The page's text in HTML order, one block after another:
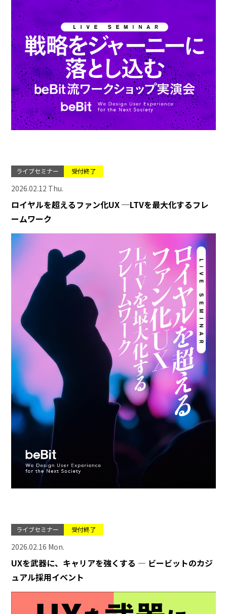
ライブセミナー 受付終了
2026.02.12 Thu.
ロイヤルを超えるファン化UX ─LTVを最大化するフレ
ームワーク
ライブセミナー 受付終了
2026.02.16 Mon.
UXを武器に、キャリアを強くする ― ビービットのカジ
ュアル採用イベント